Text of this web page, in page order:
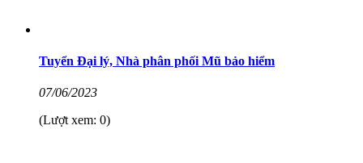
Tuyển Đại lý, Nhà phân phối Mũ bảo hiểm
07/06/2023
(Lượt xem: 0)